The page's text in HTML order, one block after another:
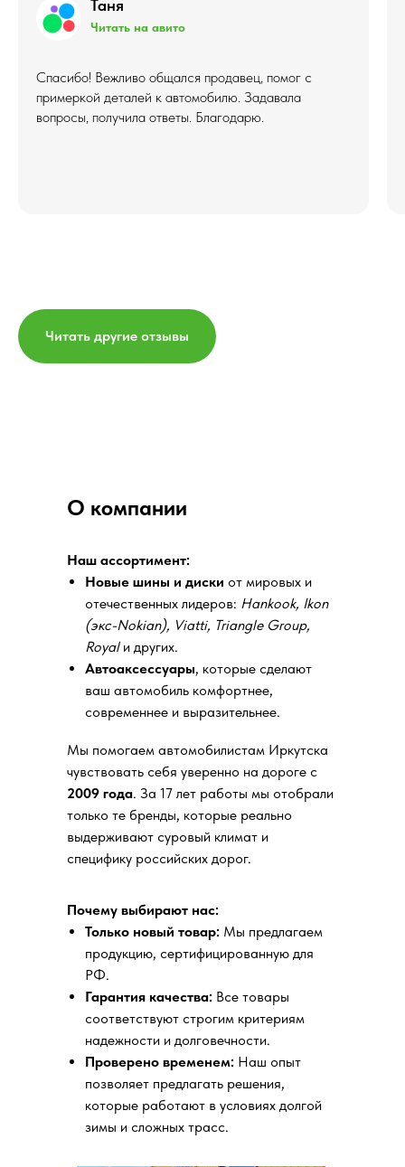
Таня
Читать на авито
Спасибо! Вежливо общался продавец, помог с
примеркой деталей к автомобилю. Задавала
вопросы, получила ответы. Благодарю.
Читать другие отзывы
Почему выбирают нас:
Только новый товар: Мы предлагаем
продукцию, сертифицированную для
РФ.
Гарантия качества: Все товары
соответствуют строгим критериям
надежности и долговечности.
Проверено временем: Наш опыт
позволяет предлагать решения,
которые работают в условиях долгой
зимы и сложных трасс.
Наш ассортимент:
Новые шины и диски от мировых и
отечественных лидеров: Hankook, Ikon
(экс-Nokian), Viatti, Triangle Group,
Royalи других.
Автоаксессуары, которые сделают
ваш автомобиль комфортнее,
современнее и выразительнее.
Мы помогаем автомобилистам Иркутска
чувствовать себя уверенно на дороге с
2009 года. За 17 лет работы мы отобрали
только те бренды, которые реально
выдерживают суровый климат и
специфику российских дорог.
О компании